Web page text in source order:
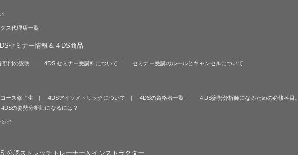
ス代理店一覧
セミナー情報＆４DS商品
部門の説明 4DS セミナー受講料について セミナー受講のルールとキャンセルについて
ース修了生 4DSアイソメトリックについて 4DSの資格者一覧 ４DS姿勢分析師になるための必修科目。
4DSの姿勢分析師になるには？
とは?
公認ストレッチトレーナー＆インストラクター